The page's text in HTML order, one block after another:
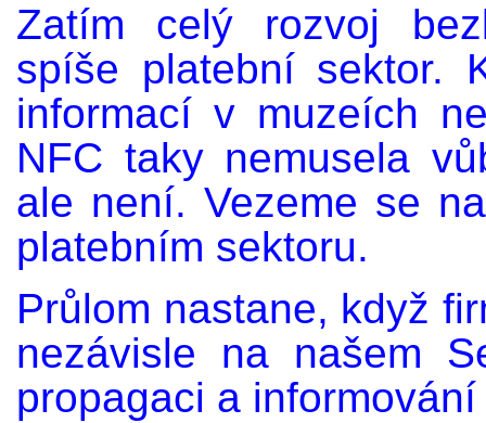
Zatím celý rozvoj
spíše platební sektor.
informací v muzeích
NFC taky nemusela
ale není. Vezeme se
platebním sektoru.
Průlom nastane, když
nezávisle na našem
propagaci a